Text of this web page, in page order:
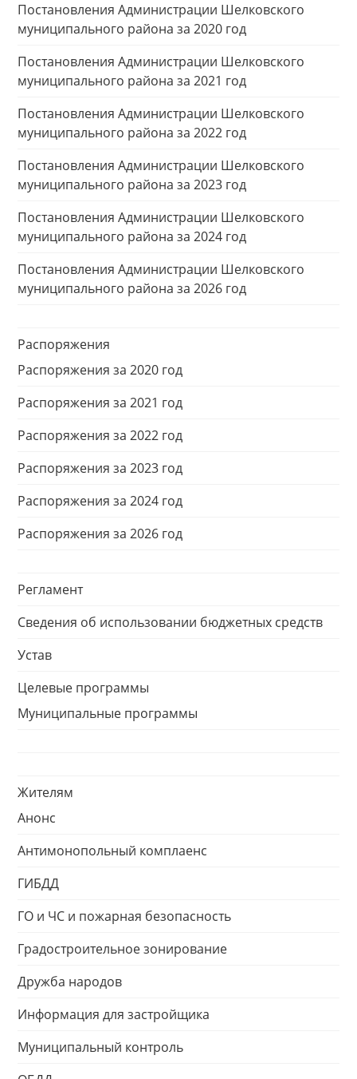
Постановления Администрации Шелковского
муниципального района за 2020 год
Постановления Администрации Шелковского
муниципального района за 2021 год
Постановления Администрации Шелковского
муниципального района за 2022 год
Постановления Администрации Шелковского
муниципального района за 2023 год
Постановления Администрации Шелковского
муниципального района за 2024 год
Постановления Администрации Шелковского
муниципального района за 2026 год
Распоряжения
Распоряжения за 2020 год
Распоряжения за 2021 год
Распоряжения за 2022 год
Распоряжения за 2023 год
Распоряжения за 2024 год
Распоряжения за 2026 год
Регламент
Сведения об использовании бюджетных средств
Устав
Целевые программы
Муниципальные программы
Жителям
Анонс
Антимонопольный комплаенс
ГИБДД
ГО и ЧС и пожарная безопасность
Градостроительное зонирование
Дружба народов
Информация для застройщика
Муниципальный контроль